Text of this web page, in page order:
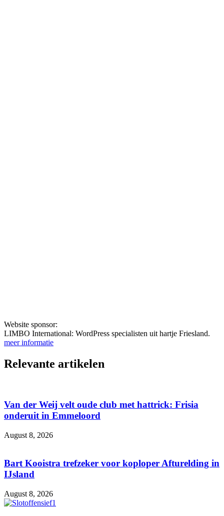
Website sponsor:
LIMBO International: WordPress specialisten uit hartje Friesland.
meer informatie
Relevante artikelen
Van der Weij velt oude club met hattrick: Frisia
onderuit in Emmeloord
August 8, 2026
Bart Kooistra trefzeker voor koploper Afturelding in
IJsland
August 8, 2026